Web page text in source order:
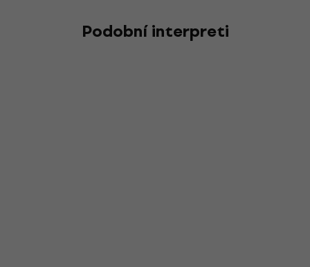
Podobní interpreti